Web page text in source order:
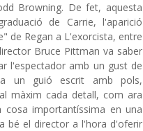
Browning. De fet, aquesta
de Carrie, l'aparició
de Regan a L'exorcista, entre
Bruce Pittman va saber
l'espectador amb un gust de
un guió escrit amb pols,
màxim cada detall, com ara
importantíssima en una
bé el director a l'hora d'oferir